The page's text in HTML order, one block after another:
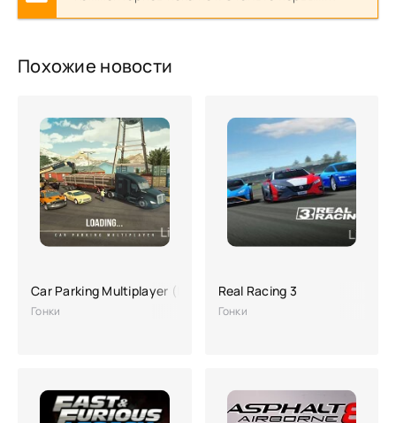
Похожие новости
Car Parking Multiplayer (Взлом)
Гонки
Real Racing 3
Гонки